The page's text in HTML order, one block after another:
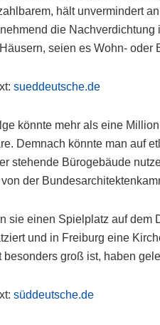
hält unvermindert
die
seien es Wohn-
sueddeutsche.de
könnte mehr als eine
Demnach könnte man auf
stehende Bürogebäude
der
sie einen Spielplatz auf
und in Freiburg eine
besonders groß ist, haben
süddeutsche.de